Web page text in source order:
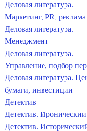
Деловая литература.
Маркетинг, PR, реклама
Деловая литература.
Менеджмент
Деловая литература.
Управление, подбор
Деловая литература.
бумаги, инвестиции
Детектив
Детектив. Иронический
Детектив.